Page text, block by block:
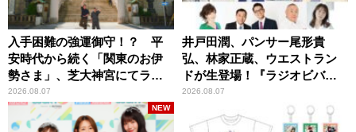
入手困難の強運御守！？ 平
安時代から続く「関東のお伊
勢さま」、芝大神宮にてラン
パンプスが合格祈願！
2026.08.07
井戸田潤、パンサー尾形貴
弘、林家正蔵、ウエストラン
ドが生登場！『ラジオビバリ
ー昼ズ』
2026.08.07
NEW